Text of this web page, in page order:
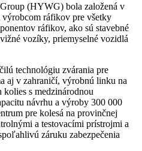
(HYWG) bola založená v
ráfikov pre všetky
ráfikov, ako sú stavebné
vozíky, priemyselné vozidlá
technológiu zvárania pre
aj v zahraničí, výrobnú linku na
s medzinárodnou
návrhu a výroby 300 000
pre kolesá na provinčnej
a testovacími prístrojmi a
záruku zabezpečenia